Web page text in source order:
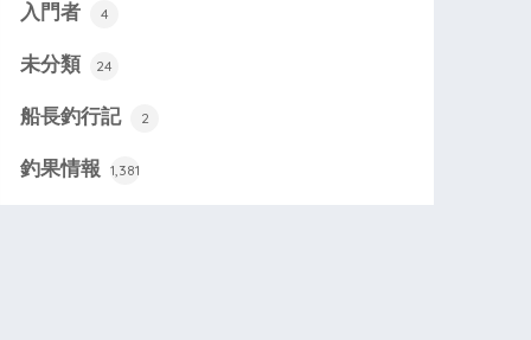
入門者 4
未分類 24
船長釣行記 2
釣果情報 1,381